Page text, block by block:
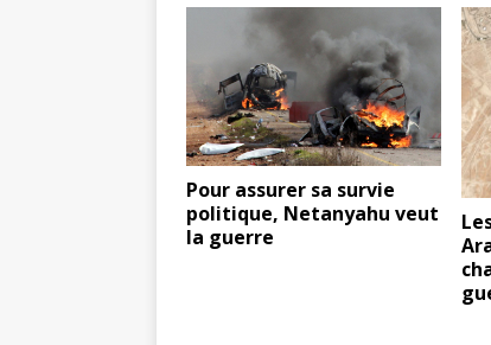
Pour assurer sa survie
politique, Netanyahu veut
la guerre